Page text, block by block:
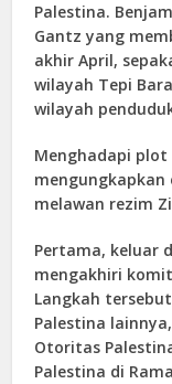
Palestina.
Gantz yang
akhir April,
wilayah Tepi
wilayah
Menghadapi plot
melawan rezim
Pertama, keluar
mengakhiri
Langkah
Palestina
Otoritas
Palestina di